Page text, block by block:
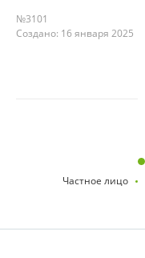
№3101
Создано: 16 января 2025
Частное лицо